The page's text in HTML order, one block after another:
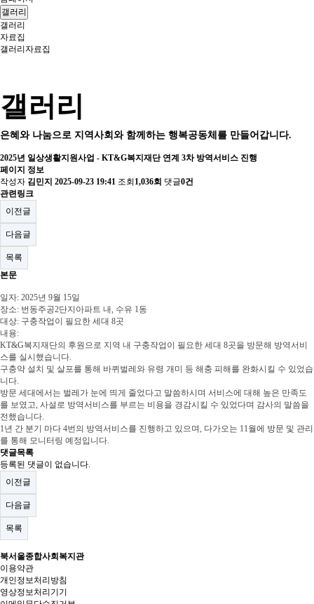
갤러리
갤러리
자료집
갤러리 자료집
갤러리
은혜와 나눔으로 지역사회와 함께하는 행복공동체를 만들어갑니다.
2025년 일상생활지원사업 - KT&G복지재단 연계 3차 방역서비스 진행
페이지 정보
작성자 김민지 2025-09-23 19:41 조회 1,036회 댓글0건
관련링크
이전글
다음글
목록
본문
일자: 2025년 9월 15일
장소: 번동주공2단지아파트 내, 수유 1동
대상: 구충작업이 필요한 세대 8곳
내용:
KT&G복지재단의 후원으로 지역 내 구충작업이 필요한 세대 8곳을 방문해 방역서비
스를 실시했습니다.
구충약 설치 및 살포를 통해 바퀴벌레와 유령 개미 등 해충 피해를 완화시킬 수 있었습
니다.
방문 세대에서는 벌레가 눈에 띄게 줄었다고 말씀하시며 서비스에 대해 높은 만족도
를 보였고, 사설로 방역서비스를 부르는 비용을 경감시킬 수 있었다며 감사의 말씀을
전했습니다.
1년 간 분기 마다 4번의 방역서비스를 진행하고 있으며, 다가오는 11월에 방문 및 관리
를 통해 모니터링 예정입니다.
댓글목록
등록된 댓글이 없습니다.
이전글
다음글
목록
북서울종합사회복지관
이용약관
개인정보처리방침
영상정보처리기기